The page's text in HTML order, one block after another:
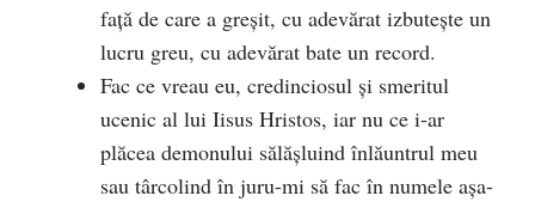
față de care a greșit, cu adevărat izbutește un
lucru greu, cu adevărat bate un record.
Fac ce vreau eu, credinciosul și smeritul
ucenic al lui Iisus Hristos, iar nu ce i-ar
plăcea demonului sălășluind înlăuntrul meu
sau târcolind în juru-mi să fac în numele așa-